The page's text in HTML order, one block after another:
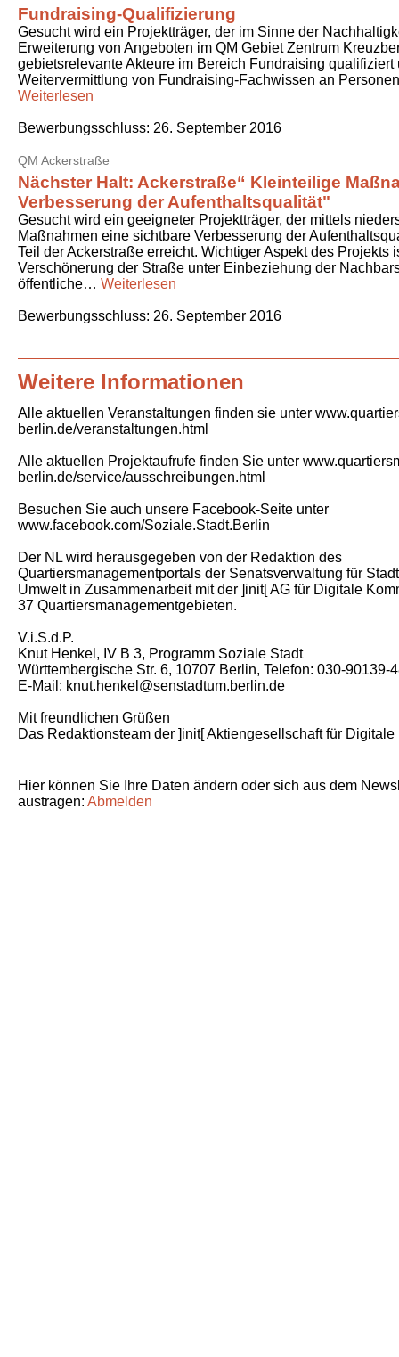
Fundraising-Qualifizierung
Gesucht wird ein Projektträger, der im Sinne der
Erweiterung von Angeboten im QM Gebiet Zentrum
gebietsrelevante Akteure im Bereich Fundraising qualifiziert
Weitervermittlung von Fundraising-Fachwissen an
Weiterlesen
Bewerbungsschluss: 26. September 2016
QM Ackerstraße
Nächster Halt: Ackerstraße“ Kleinteilige
Verbesserung der Aufenthaltsqualität"
Gesucht wird ein geeigneter Projektträger, der mittels
Maßnahmen eine sichtbare Verbesserung der
Teil der Ackerstraße erreicht. Wichtiger Aspekt des Projekts
Verschönerung der Straße unter Einbeziehung der
öffentliche… Weiterlesen
Bewerbungsschluss: 26. September 2016
Weitere Informationen
Alle aktuellen Veranstaltungen finden sie unter
berlin.de/veranstaltungen.html
Alle aktuellen Projektaufrufe finden Sie unter
berlin.de/service/ausschreibungen.html
Besuchen Sie auch unsere Facebook-Seite unter
www.facebook.com/Soziale.Stadt.Berlin
Der NL wird herausgegeben von der Redaktion des
Quartiersmanagementportals der Senatsverwaltung für
Umwelt in Zusammenarbeit mit der ]init[ AG für Digitale
37 Quartiersmanagementgebieten.
V.i.S.d.P.
Knut Henkel, IV B 3, Programm Soziale Stadt
Württembergische Str. 6, 10707 Berlin, Telefon: 030-90139-
E-Mail: knut.henkel@senstadtum.berlin.de
Mit freundlichen Grüßen
Das Redaktionsteam der ]init[ Aktiengesellschaft für
Hier können Sie Ihre Daten ändern oder sich aus dem
austragen: Abmelden